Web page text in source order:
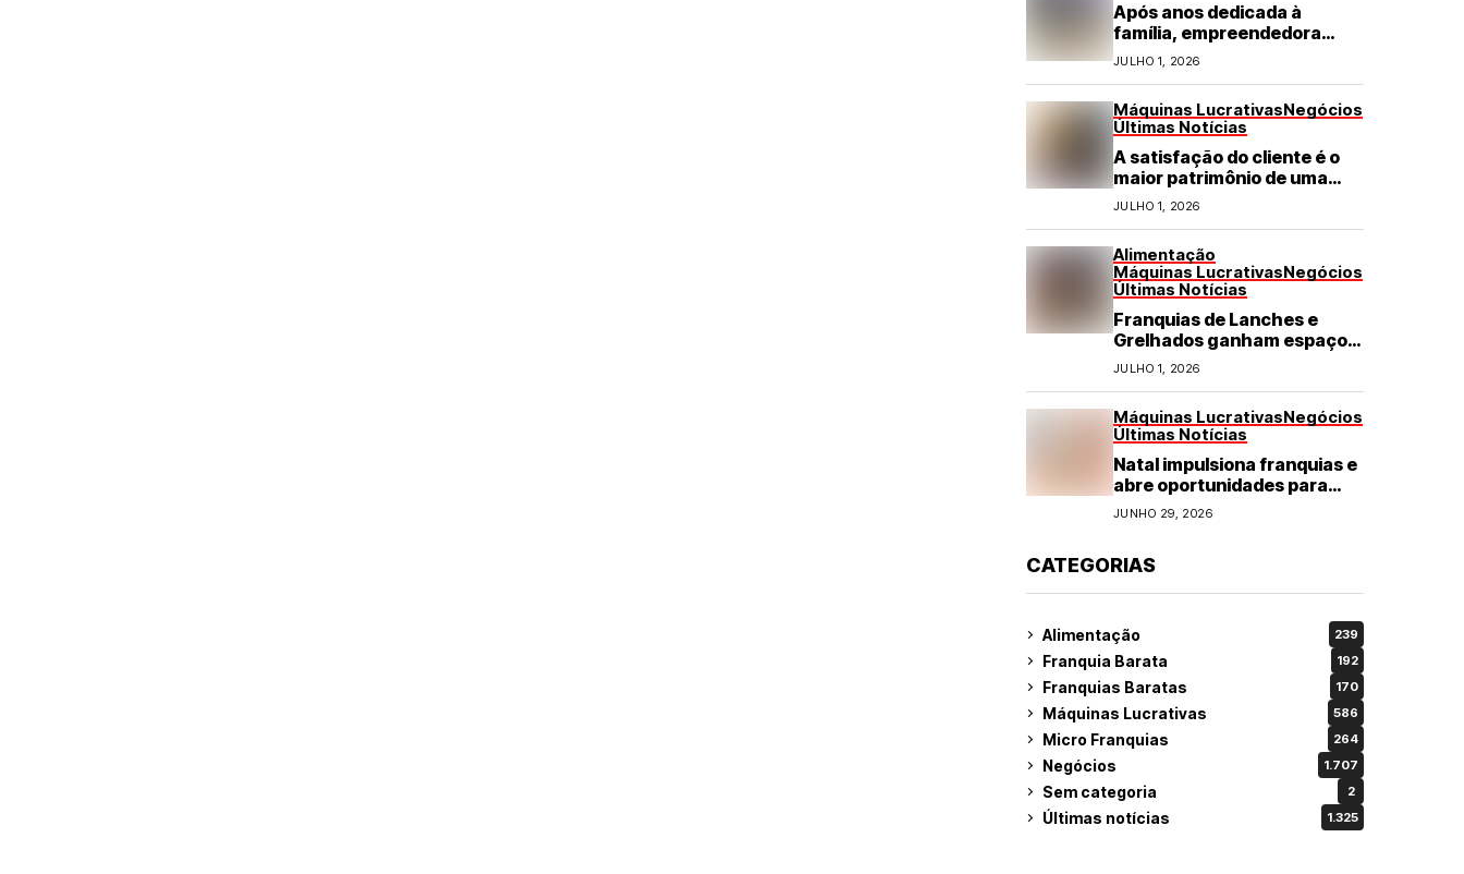
Após anos dedicada à
família, empreendedora
transforma franquia de
turismo em negócio de
JULHO 1, 2026
Máquinas LucrativasNegócios
Últimas Notícias
A satisfação do cliente é o
maior patrimônio de uma
franquia
JULHO 1, 2026
Alimentação
Máquinas LucrativasNegócios
Últimas Notícias
Franquias de Lanches e
Grelhados ganham espaço
com demanda por refeições
rápidas e de qualidade
JULHO 1, 2026
Máquinas LucrativasNegócios
Últimas Notícias
Natal impulsiona franquias e
abre oportunidades para
diversos segmentos do
JUNHO 29, 2026
CATEGORIAS
Alimentação 239
Franquia Barata 192
Franquias Baratas 170
Máquinas Lucrativas 586
Micro Franquias 264
Negócios 1.707
Sem categoria 2
Últimas notícias 1.325